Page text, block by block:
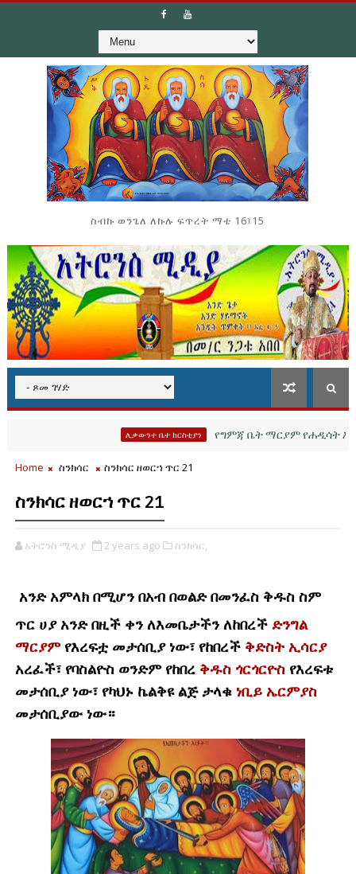
ስብኩ ወንጌለ ለኩሉ ፍጥረት ማቴ 16፤15
ሊቃውንተ ቤተ ክርስቲያን የግምጃ ቤት ማርያም የሐዲሳት እና
Home ስንክሳር ስንክሳር ዘወርኀ ጥር 21
ስንክሳር ዘወርኀ ጥር 21
አትሮንስ ሚዲያ 2 years ago ስንክሳር,
አንድ አምላክ በሚሆን በአብ በወልድ በመንፈስ ቅዱስ ስም
ጥር ሀያ አንድ በዚች ቀን ለእመቤታችን ለከበረች ድንግል
ማርያምየእረፍቷ መታሰቢያ ነው፣ የከበረች ቅድስት ኢሳርያ
አረፈች፣ የባስልዮስ ወንድም የከበረ ቅዱስ ጎርጎርዮስየእረፍቱ
መታሰቢያ ነው፣ የካህኑ ኬልቅዩ ልጅ ታላቁ ነቢይ ኤርምያስ
መታሰቢያው ነው።